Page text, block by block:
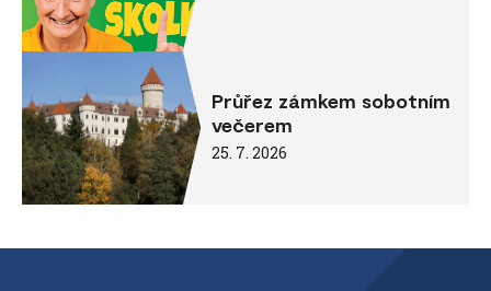
Průřez zámkem sobotním
večerem
25. 7. 2026